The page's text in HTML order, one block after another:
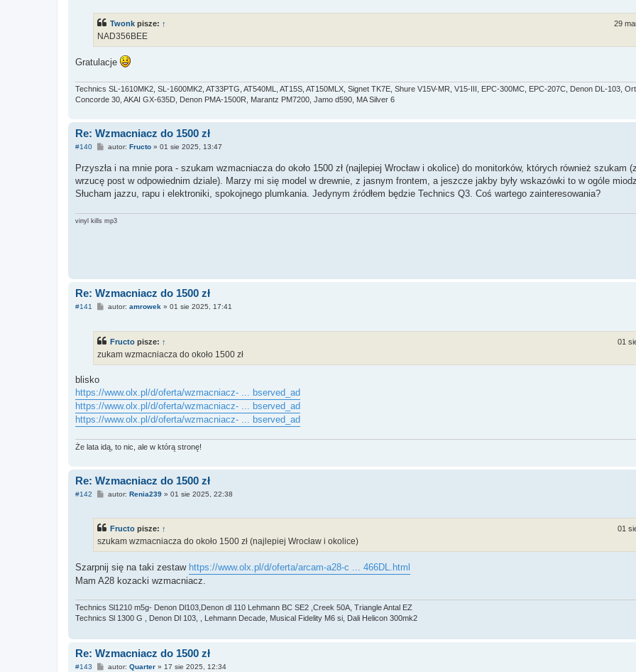
t
Twonk pisze: ↑ 29
NAD356BEE
Gratulacje
Technics SL-1610MK2, SL-1600MK2, AT33PTG, AT540ML, AT15S, AT150MLX, Signet TK7E, Shure V15V-MR, V15-III, EPC-300MC, EPC-207C, Denon DL-103,
Concorde 30, AKAI GX-635D, Denon PMA-1500R, Marantz PM7200, Jamo d590, MA Silver 6
Re: Wzmacniacz do 1500 zł
#140
P
s
t
autor: Fructo» 01 sie 2025, 13:47
Przyszła i na mnie pora - szukam wzmacniacza do około 1500 zł (najlepiej Wrocław i okolice) do monitorków, których również szukam
wrzucę post w odpowiednim dziale). Marzy mi się model w drewnie, z jasnym frontem, a jeszcze jakby były wskazówki to w ogóle
Słucham jazzu, rapu i elektroniki, spokojnego plumkania. Jedynym źródłem będzie Technics Q3. Coś wartego zainteresowania?
vinyl kills mp3
Re: Wzmacniacz do 1500 zł
#141
P
t
autor: amrowek» 01 sie 2025, 17:41
Fructo pisze: ↑ 01
zukam wzmacniacza do około 1500 zł
blisko
https://www.olx.pl/d/oferta/wzmacniacz- ... bserved_ad
https://www.olx.pl/d/oferta/wzmacniacz- ... bserved_ad
https://www.olx.pl/d/oferta/wzmacniacz- ... bserved_ad
Że lata idą, to nic, ale w którą stronę!
Re: Wzmacniacz do 1500 zł
#142
P
t
autor: Renia239» 01 sie 2025, 22:38
Fructo pisze: ↑ 01
szukam wzmacniacza do około 1500 zł (najlepiej Wrocław i okolice)
Szarpnij się na taki zestaw https://www.olx.pl/d/oferta/arcam-a28-c ... 466DL.html
Mam A28 kozacki wzmacniacz.
Technics Sl1210 m5g- Denon Dl103,Denon dl 110 Lehmann BC SE2 ,Creek 50A, Triangle Antal EZ
Technics Sl 1300 G , Denon Dl 103, , Lehmann Decade, Musical Fidelity M6 si, Dali Helicon 300mk2
Re: Wzmacniacz do 1500 zł
#143
Pautor: Quarter» 17 sie 2025, 12:34